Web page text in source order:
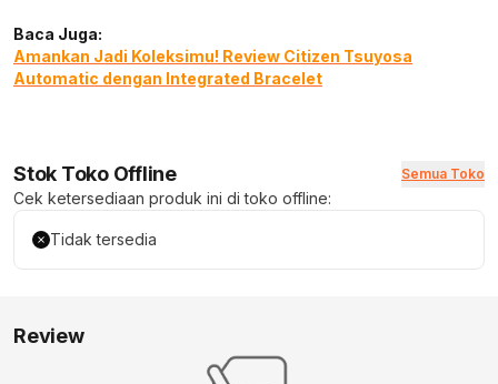
Baca Juga:
Amankan Jadi Koleksimu! Review Citizen Tsuyosa
Automatic dengan Integrated Bracelet
Stok Toko Offline Semua Toko
Cek ketersediaan produk ini di toko offline:
Tidak tersedia
Review